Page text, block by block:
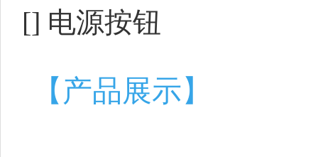
[] 电源按钮
【产品展示】